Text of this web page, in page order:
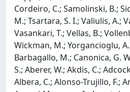
Cordeiro, C.; Samolinski, B.;
M.; Tsartara, S. I.; Valiulis, A.;
Vasankari, T.; Vellas, B.;
Wickman, M.; Yorgancioglu,
Barbagallo, M.; Canonica, G.
S.; Aberer, W.; Akdis, C.;
Albera, C.; Alonso-Trujillo, F.;